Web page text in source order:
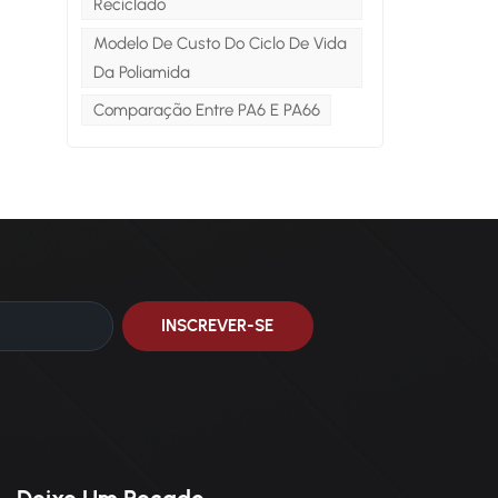
Reciclado
Modelo De Custo Do Ciclo De Vida
Da Poliamida
Comparação Entre PA6 E PA66